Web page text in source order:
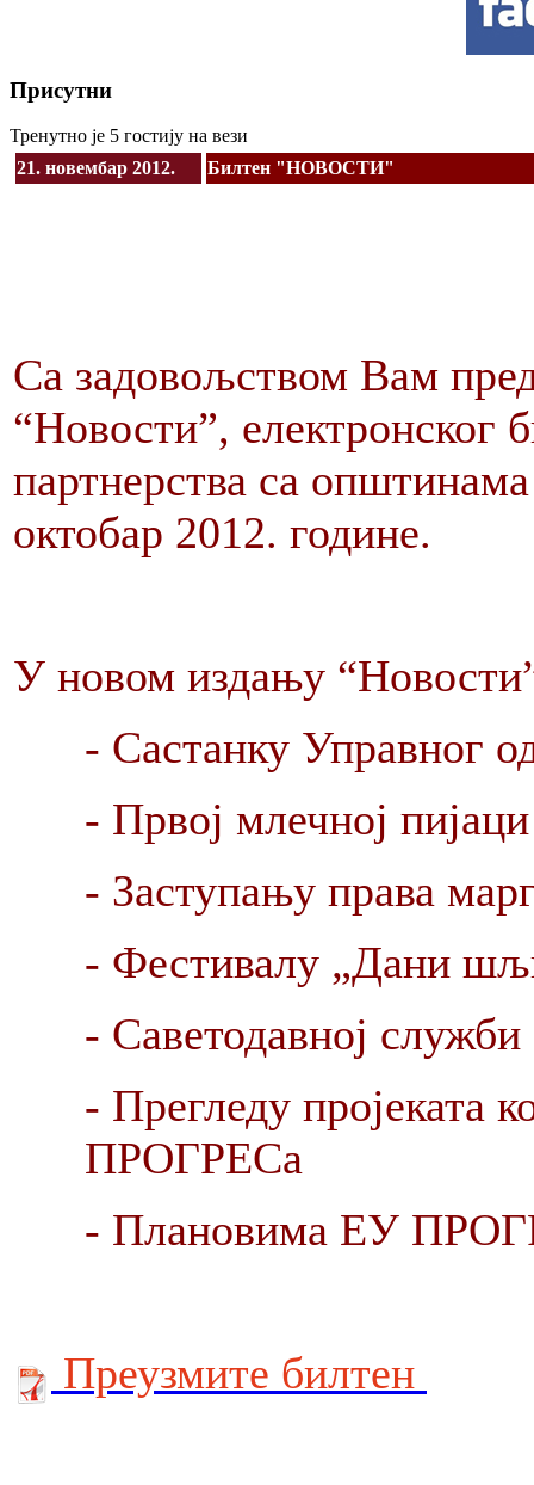
Присутни
Тренутно је 5 гостију на вези
21. новембар 2012.
Билтен "НОВОСТИ"
Са задовољством Вам
“Новости”, електронског
партнерства са
октобар 2012. године.
У новом издању
- Састанку Управног
- Првој млечној
- Заступању права
- Фестивалу „Дани
- Саветодавној
- Прегледу пројеката
ПРОГРЕСа
- Плановима ЕУ
Преузмите билтен